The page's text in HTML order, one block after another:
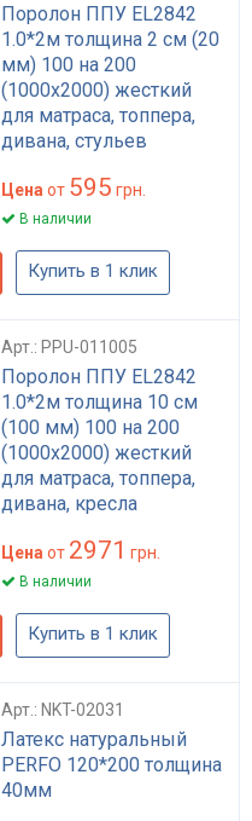
Поролон ППУ EL2842
1.0*2м толщина 2 см (20
мм) 100 на 200
(1000х2000) жесткий
для матраса, топпера,
дивана, стульев
Цена от 595 грн.
В наличии
Купить в 1 клик
Арт.: PPU-011005
Поролон ППУ EL2842
1.0*2м толщина 10 см
(100 мм) 100 на 200
(1000х2000) жесткий
для матраса, топпера,
дивана, кресла
Цена от 2971 грн.
В наличии
Купить в 1 клик
Арт.: NKT-02031
Латекс натуральный
PERFO 120*200 толщина
40мм